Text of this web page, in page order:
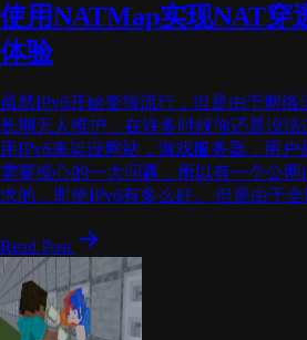
使用NATMap实现NAT穿
体验
虽然IPv6开始变得流行，但是由于网
长期无人维护，在许多时候你还是没
用IPv6来架设网站，游戏服务器，用
需要操心的一大问题，所以有一个公
求的，即使IPv6有多么好。 但是由于全
Read Post